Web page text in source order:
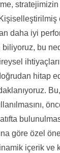
daha iyi
biliyoruz, bu
hitap
göre özel
içerik ve